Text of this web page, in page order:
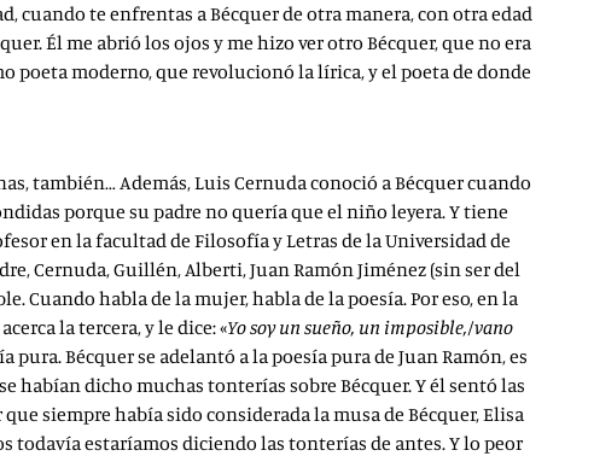
cuando te enfrentas a Bécquer de otra manera, con otra edad
Él me abrió los ojos y me hizo ver otro Bécquer, que no era
poeta moderno, que revolucionó la lírica, y el poeta de donde
también… Además, Luis Cernuda conoció a Bécquer cuando
porque su padre no quería que el niño leyera. Y tiene
en la facultad de Filosofía y Letras de la Universidad de
Cernuda, Guillén, Alberti, Juan Ramón Jiménez (sin ser del
Cuando habla de la mujer, habla de la poesía. Por eso, en la
la tercera, y le dice: «Yo soy un sueño, un imposible,/vano
pura. Bécquer se adelantó a la poesía pura de Juan Ramón, es
habían dicho muchas tonterías sobre Bécquer. Y él sentó las
siempre había sido considerada la musa de Bécquer, Elisa
todavía estaríamos diciendo las tonterías de antes. Y lo peor